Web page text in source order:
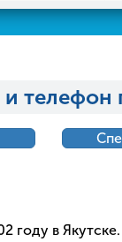
телефон
году в